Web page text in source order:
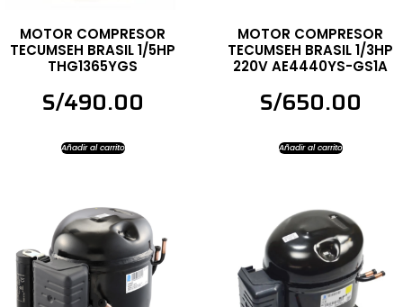
MOTOR COMPRESOR
TECUMSEH BRASIL 1/5HP
THG1365YGS
S/490.00
Añadir al carrito
MOTOR COMPRESOR
TECUMSEH BRASIL 1/3HP
220V AE4440YS-GS1A
S/650.00
Añadir al carrito